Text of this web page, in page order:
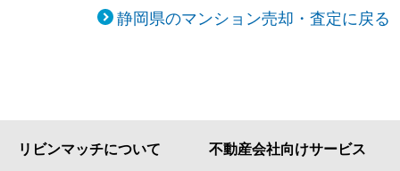
静岡県のマンション売却・査定に戻る
リビンマッチについて 不動産会社向けサービス